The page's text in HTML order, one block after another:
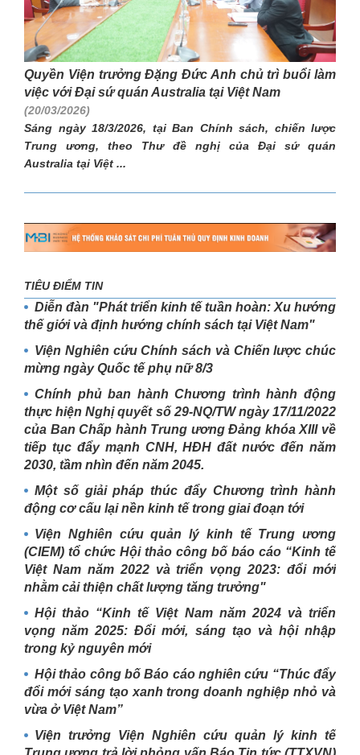
Quyền Viện trưởng Đặng Đức Anh chủ trì buổi làm
việc với Đại sứ quán Australia tại Việt Nam
(20/03/2026)
Sáng ngày 18/3/2026, tại Ban Chính sách, chiến lược
Trung ương, theo Thư đề nghị của Đại sứ quán
Australia tại Việt ...
TIÊU ĐIỂM TIN
Diễn đàn "Phát triển kinh tế tuần hoàn: Xu hướng
thế giới và định hướng chính sách tại Việt Nam"
Viện Nghiên cứu Chính sách và Chiến lược chúc
mừng ngày Quốc tế phụ nữ 8/3
Chính phủ ban hành Chương trình hành động
thực hiện Nghị quyết số 29-NQ/TW ngày 17/11/2022
của Ban Chấp hành Trung ương Đảng khóa XIII về
tiếp tục đẩy mạnh CNH, HĐH đất nước đến năm
2030, tầm nhìn đến năm 2045.
Một số giải pháp thúc đẩy Chương trình hành
động cơ cấu lại nền kinh tế trong giai đoạn tới
Viện Nghiên cứu quản lý kinh tế Trung ương
(CIEM) tổ chức Hội thảo công bố báo cáo “Kinh tế
Việt Nam năm 2022 và triển vọng 2023: đổi mới
nhằm cải thiện chất lượng tăng trưởng"
Hội thảo “Kinh tế Việt Nam năm 2024 và triển
vọng năm 2025: Đổi mới, sáng tạo và hội nhập
trong kỷ nguyên mới
Hội thảo công bố Báo cáo nghiên cứu “Thúc đẩy
đổi mới sáng tạo xanh trong doanh nghiệp nhỏ và
vừa ở Việt Nam”
Viện trưởng Viện Nghiên cứu quản lý kinh tế